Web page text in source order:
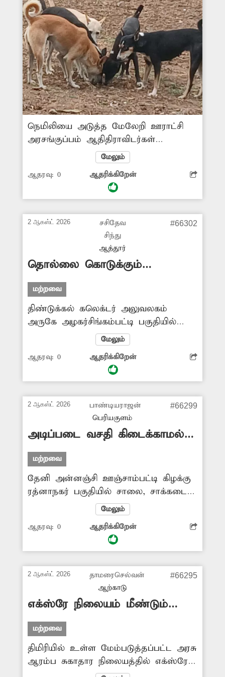
நெமிலியை அடுத்த மேலேறி ஊராட்சி
அரசங்குப்பம் ஆதிதிராவிடர்கள்
குடியிருப்பு பகுதி, முருகன் நகர்
பகுதிகளில் தெருநாய்கள் தொல்லை
அதிகமாக உள்ளது. நாய்களால்
குழந்தைகள் முதல் பெரியவர்கள் வரை
அச்சப்படுகின்றனர். வாகனங்களில்
செல்வோரை துரத்தி கடிக்க பாய்கின்றன.
நாய்களை பிடித்து கருத்தடை செய்ய
வேண்டும். அத்துடன் வெறிநோய்
தடுப்பூசி நாய்களுக்கு போட வேண்டும்.
-பழனிவேல், நெமிலி.
மேலும்
ஆதரவு: 0 ஆதரிக்கிறேன்
2 ஆகஸ்ட் 2026
சசிதேவ
சிந்து
ஆத்தூர்
#66302
தொல்லை கொடுக்கும்
தெருநாய்கள்
மற்றவை
திண்டுக்கல் கலெக்டர் அலுவலகம்
அருகே அழகர்சிங்கம்பட்டி பகுதியில்
தெருநாய்கள் தொல்லை அதிகம்
உள்ளது. அந்த வழியாக செல்லும்
பொதுமக்கள், பள்ளி மாணவர்கள்,
வாகன ஓட்டிகள் ஆகியோரை
அச்சுறுத்துகிறது. எனவே பொதுமக்களை
அச்சுறுத்தும் தெருநாய்களை பிடிக்க
சம்பந்தப்பட்ட அதிகாரிகள் நடவடிக்கை
எடுக்கவேண்டும்.
மேலும்
ஆதரவு: 0 ஆதரிக்கிறேன்
2 ஆகஸ்ட் 2026
பாண்டியராஜன்
பெரியகுளம்
#66299
அடிப்படை வசதி கிடைக்காமல்
அவதி
மற்றவை
தேனி அன்னஞ்சி ஊஞ்சாம்பட்டி கிழக்கு
ரத்னாநகர் பகுதியில் சாலை, சாக்கடை
கால்வாய் உள்ளிட்ட அடிப்படை வசதிகள்
செய்யப்படவில்லை. இதனால் அப்பகுதி
மக்கள் பெரும் சிரமத்துக்கு
ஆளாகின்றனர். மேலும் தெருவில்
ஏற்படுகிறது. எனவே அடிப்படை
வசதிகளை முறையாக செய்து கொடுக்க
அதிகாரிகள் முன்வர வேண்டும்.
மேலும்
ஆதரவு: 0 ஆதரிக்கிறேன்
2 ஆகஸ்ட் 2026
தாமரைசெல்வன்
ஆற்காடு
#66295
எக்ஸ்ரே நிலையம் மீண்டும்
செயல்படுமா?
மற்றவை
திமிரியில் உள்ள மேம்படுத்தப்பட்ட அரசு
ஆரம்ப சுகாதார நிலையத்தில் எக்ஸ்ரே
நிலையம் செயல்பட்டு வந்தது. தற்போது